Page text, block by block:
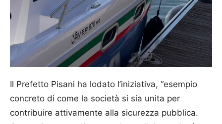
Il Prefetto Pisani ha lodato l’iniziativa, “esempio
concreto di come la società si sia unita per
contribuire attivamente alla sicurezza pubblica.